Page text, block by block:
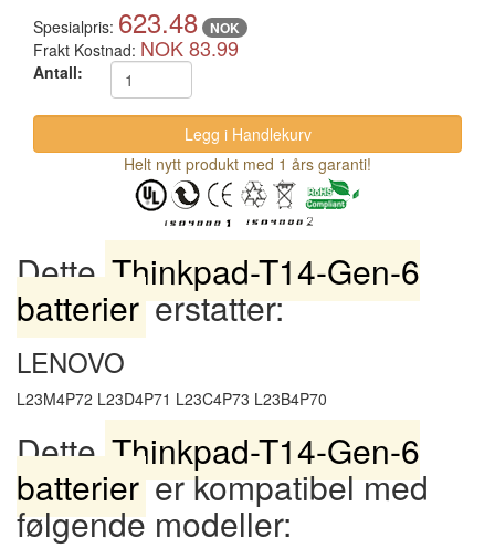
Spesialpris: 623.48 NOK
Frakt Kostnad: NOK 83.99
Antall:
Helt nytt produkt med 1 års garanti!
DetteThinkpad-T14-Gen-6
batteriererstatter:
LENOVO
L23M4P72 L23D4P71 L23C4P73 L23B4P70
DetteThinkpad-T14-Gen-6
batterierer kompatibel med
følgende modeller: